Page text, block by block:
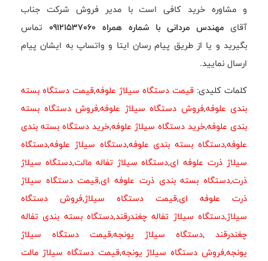
و مشاوره خرید کافی است با مدیر فروش شرکت جناب
آقای مهندس مردانی با شماره همراه 09121537060
تماس
بگیرید و یا از طریق پیام رسان ایتا و واتساپ به ایشان پیام
ارسال نمایید.
کلمات کلیدی: قیمت دستگاه سیلاژ علوفه,قیمت دستگاه بسته
بندی علوفه,فروش دستگاه سیلاژ علوفه,فروش دستگاه بسته
بندی علوفه,خرید دستگاه سیلاژ علوفه,خرید دستگاه بسته بندی
علوفه,دستگاه بسته بندی علوفه,دستگاه سیلاژ علوفه,دستگاه
سیلاژ ذرت علوفه ای,دستگاه سیلاژ تفاله مالت,دستگاه سیلاژ
ذرت,دستگاه بسته بندی ذرت علوفه ای,قیمت دستگاه سیلاژ
ذرت علوفه ای,قیمت دستگاه سیلاژ,فروش دستگاه
سیلاژ,دستگاه سیلاژ تفاله چغندرقند,دستگاه بسته بندی تفاله
چغندرقند ,دستگاه سیلاژ یونجه,قیمت دستگاه سیلاژ
یونجه,فروش دستگاه سیلاژ یونجه,قیمت دستگاه سیلاژ مالت